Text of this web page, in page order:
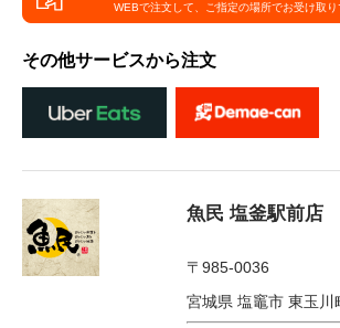
WEBで注文して、 ご指定の場所でお受け取
その他サービスから注文
魚民 塩釜駅前店
〒985-0036
宮城県 塩竈市 東玉川